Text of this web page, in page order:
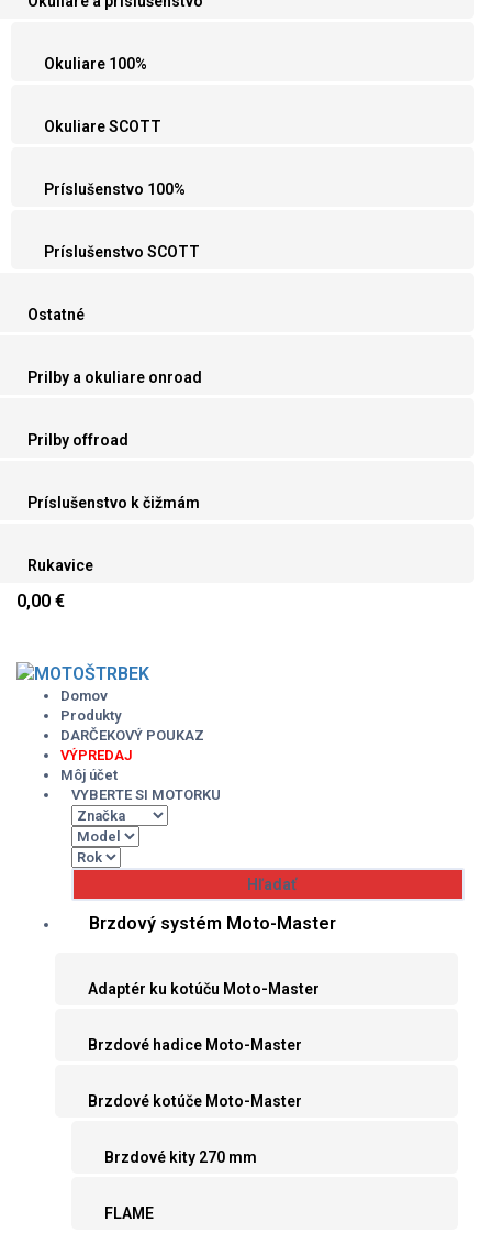
Okuliare 100%
Okuliare SCOTT
Príslušenstvo 100%
Príslušenstvo SCOTT
Ostatné
Prilby a okuliare onroad
Prilby offroad
Príslušenstvo k čižmám
Rukavice
0,00 €
contentDomov
Produkty
DARČEKOVÝ POUKAZ
VÝPREDAJ
Môj účet
VYBERTE SI MOTORKU
Brzdový systém Moto-Master
Adaptér ku kotúču Moto-Master
Brzdové hadice Moto-Master
Brzdové kotúče Moto-Master
Brzdové kity 270 mm
FLAME